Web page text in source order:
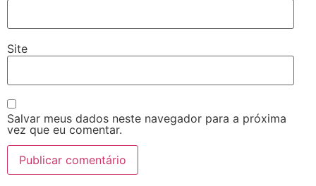
Site
Salvar meus dados neste navegador para a próxima
vez que eu comentar.